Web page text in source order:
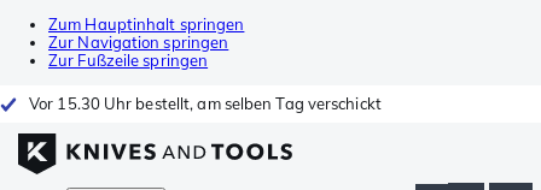
Zum Hauptinhalt springen
Zur Navigation springen
Zur Fußzeile springen
Vor 15.30 Uhr bestellt, am selben Tag verschickt